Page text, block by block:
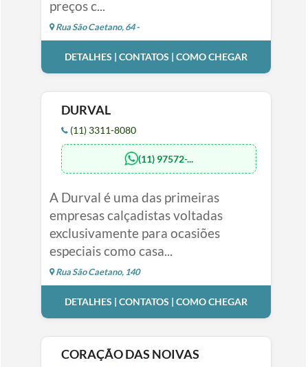
preços c...
Rua São Caetano, 64 -
DETALHES | CONTATOS | COMO CHEGAR
DURVAL
(11) 3311-8080
(11) 97572-...
A Durval é uma das primeiras
empresas calçadistas voltadas
exclusivamente para ocasiões
especiais como casa...
Rua São Caetano, 140
DETALHES | CONTATOS | COMO CHEGAR
CORAÇÃO DAS NOIVAS